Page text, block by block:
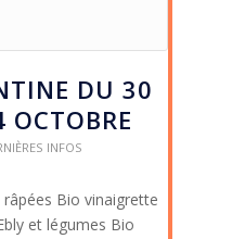
DU 30
OCTOBRE
INFOS
Bio vinaigrette
et légumes Bio